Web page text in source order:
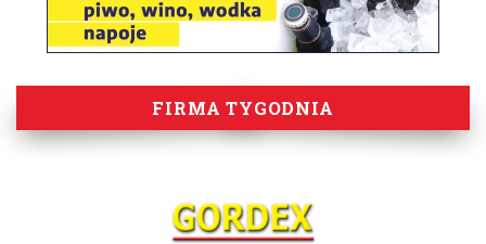
FIRMA TYGODNIA